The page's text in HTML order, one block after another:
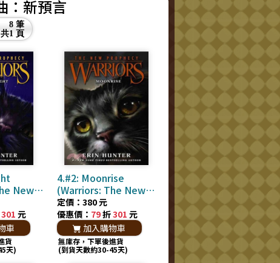
：新預言
共
8 筆
1 頁
New
301 元
車
貨
天)
4.#2: Moonrise
(Warriors: The New
Prophecy)
定價：380 元
優惠價： 79折301 元
加入購物車
無庫存，下單後進貨
(到貨天數約30-45天)